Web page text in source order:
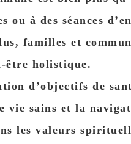
ou à des séances
familles et
être holistique.
d’objectifs de
vie sains et la
les valeurs